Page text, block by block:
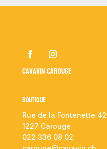
Cavavin Carouge
Boutique
Rue de la Fontenette 42
1227 Carouge
022 336 08 02